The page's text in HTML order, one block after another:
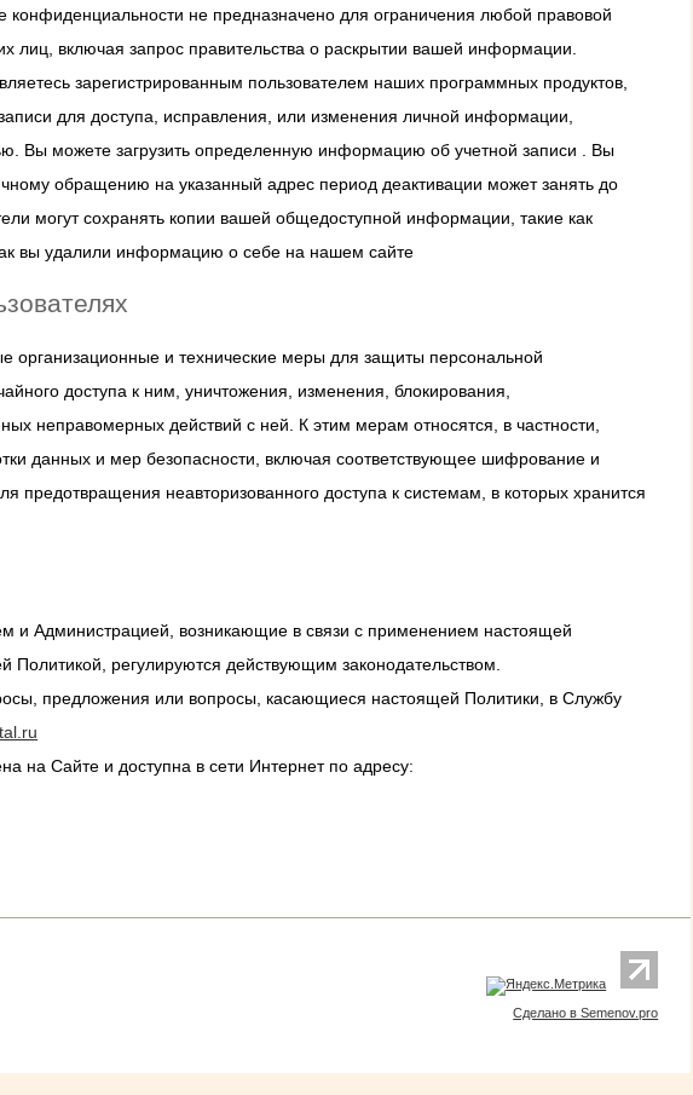
не предназначено для ограничения любой правовой
лиц, включая запрос правительства о раскрытии вашей информации.
зарегистрированным пользователем наших программных продуктов,
для доступа, исправления, или изменения личной информации,
Вы можете загрузить определенную информацию об учетной записи . Вы
обращению на указанный адрес период деактивации может занять до
могут сохранять копии вашей общедоступной информации, такие как
вы удалили информацию о себе на нашем сайте
организационные и технические меры для защиты персональной
доступа к ним, уничтожения, изменения, блокирования,
неправомерных действий с ней. К этим мерам относятся, в частности,
данных и мер безопасности, включая соответствующее шифрование и
неавторизованного доступа к системам, в которых хранится
и Администрацией, возникающие в связи с применением настоящей
регулируются действующим законодательством.
предложения или вопросы, касающиеся настоящей Политики, в Службу
на Cайте и доступна в сети Интернет по адресу:
Сделано в Semenov.pro